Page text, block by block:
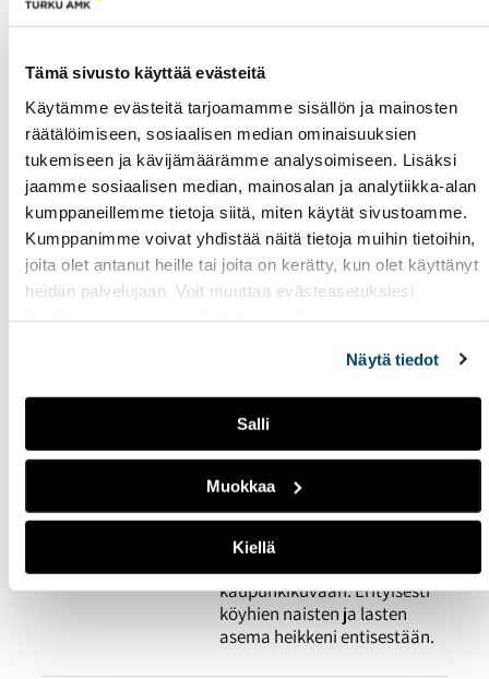
Tämä sivusto käyttää evästeitä
Käytämme evästeitä tarjoamamme sisällön ja mainosten
räätälöimiseen, sosiaalisen median ominaisuuksien
tukemiseen ja kävijämäärämme analysoimiseen. Lisäksi
jaamme sosiaalisen median, mainosalan ja analytiikka-alan
kumppaneillemme tietoja siitä, miten käytät sivustoamme.
Kumppanimme voivat yhdistää näitä tietoja muihin tietoihin,
joita olet antanut heille tai joita on kerätty, kun olet käyttänyt
heidän palvelujaan. Voit muuttaa evästeasetuksiesi
Näytä tiedot
Salli
Muokkaa
Kiellä
Turun palo lisäsi
lasten ahdinkoa
Turun palo oli yksi Suomen
historian tuhoisimmista
katastrofeista. Sen
vaikutukset eivät
rajoittuneet vain
rakennuksiin ja
kaupunkikuvaan. Erityisesti
köyhien naisten ja lasten
asema heikkeni entisestään.